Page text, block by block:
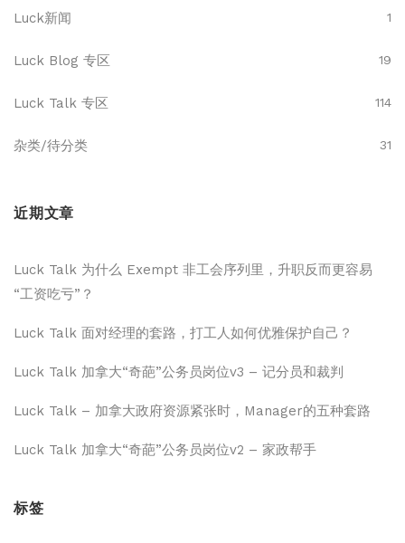
Luck新闻 1
Luck Blog 专区 19
Luck Talk 专区 114
杂类/待分类 31
近期文章
Luck Talk 为什么 Exempt 非工会序列里，升职反而更容易
“工资吃亏”？
Luck Talk 面对经理的套路，打工人如何优雅保护自己？
Luck Talk 加拿大“奇葩”公务员岗位v3 – 记分员和裁判
Luck Talk – 加拿大政府资源紧张时，Manager的五种套路
Luck Talk 加拿大“奇葩”公务员岗位v2 – 家政帮手
标签